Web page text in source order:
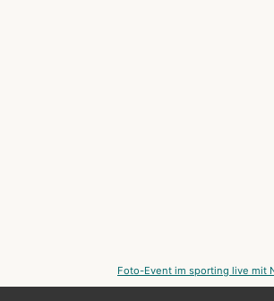
Foto-Event im sporting live mit